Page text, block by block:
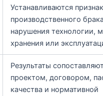
Устанавливаются
производственного
нарушения технологии,
хранения или
Результаты
проектом, договором,
качества и нормативной